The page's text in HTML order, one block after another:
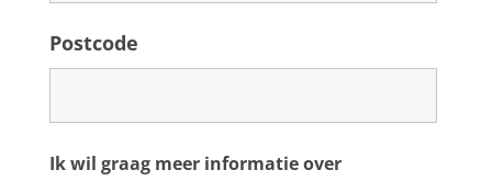
Postcode
Ik wil graag meer informatie over